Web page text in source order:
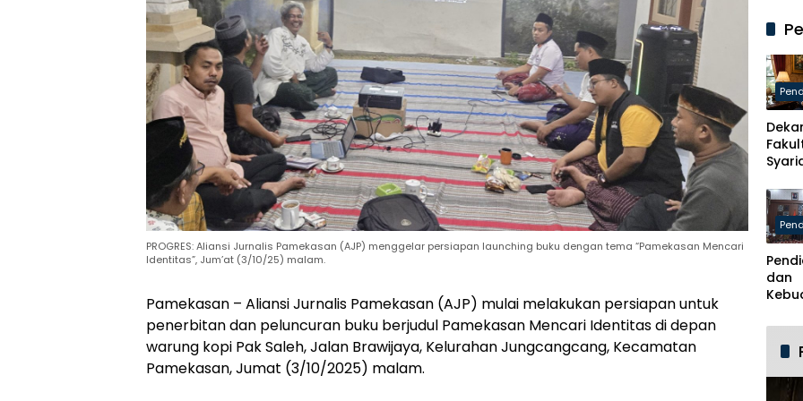
PROGRES: Aliansi Jurnalis Pamekasan (AJP) menggelar persiapan launching buku dengan tema “Pamekasan Mencari
Identitas”, Jum’at (3/10/25) malam.
Pamekasan – Aliansi Jurnalis Pamekasan (AJP) mulai melakukan persiapan untuk
penerbitan dan peluncuran buku berjudul Pamekasan Mencari Identitas di depan
warung kopi Pak Saleh, Jalan Brawijaya, Kelurahan Jungcangcang, Kecamatan
Pamekasan, Jumat (3/10/2025) malam.
Baru
Hibah
,
dan